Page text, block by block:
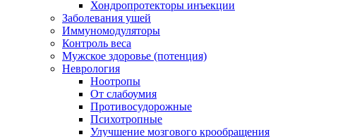
Хондропротекторы инъекции
Заболевания ушей
Иммуномодуляторы
Контроль веса
Мужское здоровье (потенция)
Неврология
Ноотропы
От слабоумия
Противосудорожные
Психотропные
Улучшение мозгового крообращения